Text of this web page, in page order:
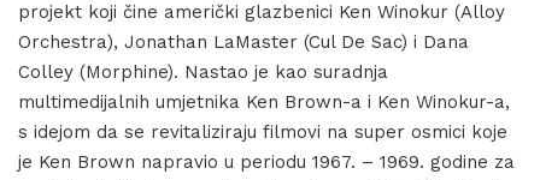
projekt koji čine američki glazbenici Ken Winokur ​(Alloy
Orchestra), ​Jonathan LaMaster​ ​(Cul De Sac) i Dana
Colley​ ​(Morphine).​ ​Nastao je kao suradnja
multimedijalnih umjetnika Ken Brown​-a i Ken Winokur-a,
s idejom da se revitaliziraju filmovi na super osmici koje
je Ken Brown napravio u periodu 1967. – 1969. godine za